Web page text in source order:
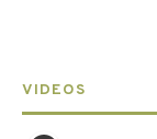
VIDEOS